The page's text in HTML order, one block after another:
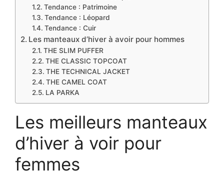
Tendance : Patrimoine
Tendance : Léopard
Tendance : Cuir
Les manteaux d’hiver à avoir pour hommes
THE SLIM PUFFER
THE CLASSIC TOPCOAT
THE TECHNICAL JACKET
THE CAMEL COAT
LA PARKA
Les meilleurs manteaux
d’hiver à voir pour
femmes